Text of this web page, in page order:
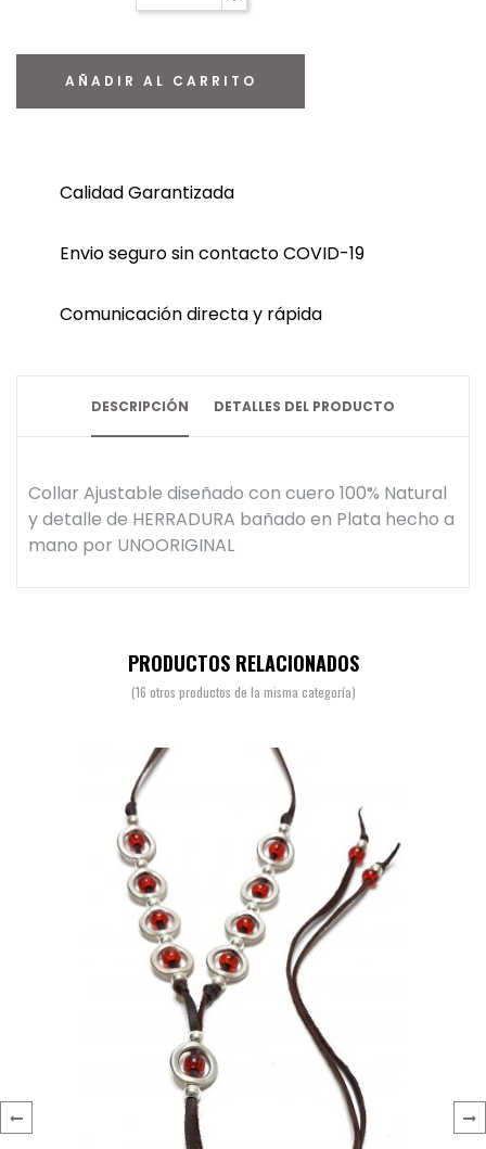
AÑADIR AL CARRITO
Calidad Garantizada
Envio seguro sin contacto COVID-19
Comunicación directa y rápida
DESCRIPCIÓN DETALLES DEL PRODUCTO
Collar Ajustable diseñado con cuero 100% Natural
y detalle de HERRADURA bañado en Plata hecho a
mano por UNOORIGINAL
PRODUCTOS RELACIONADOS
(16 otros productos de la misma categoría)